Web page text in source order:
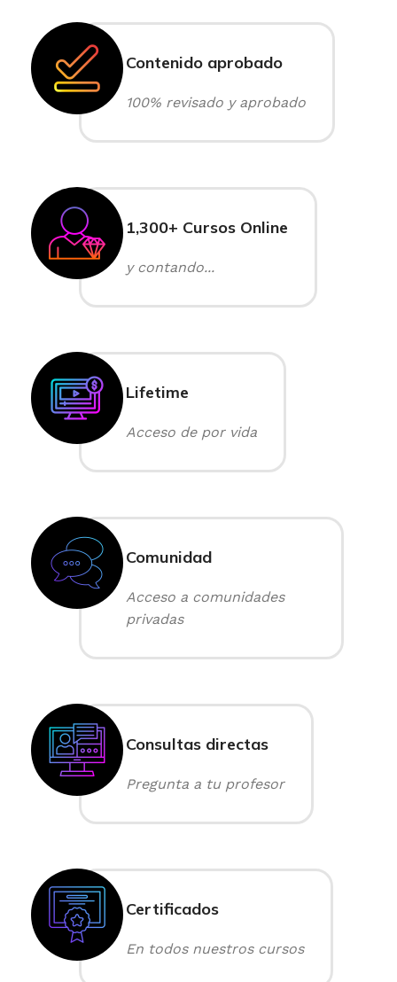
Contenido aprobado
100% revisado y aprobado
1,300+ Cursos Online
y contando...
Lifetime
Acceso de por vida
Comunidad
Acceso a comunidades
privadas
Consultas directas
Pregunta a tu profesor
Certificados
En todos nuestros cursos